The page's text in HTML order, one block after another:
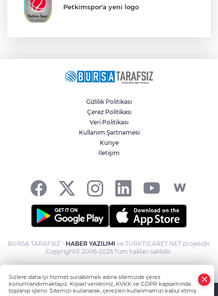
Petkimspor'a yeni logo
Gizlilik Politikası
Çerez Politikası
Veri Politikası
Kullanım Şartnamesi
Künye
İletişim
BURSA TARAFSIZ - HABER YAZILIMI ve TURKTICARET.NET projesidir
Copyright© 2006-2026 Tüm hakları saklıdır.
Sizlere daha iyi hizmet sunabilmek adına sitemizde çerez
konumlandırmaktayız. Kişisel verileriniz, KVKK ve GDPR kapsamında
toplanıp işlenir. Sitemizi kullanarak, çerezleri kullanmamızı kabul etmiş